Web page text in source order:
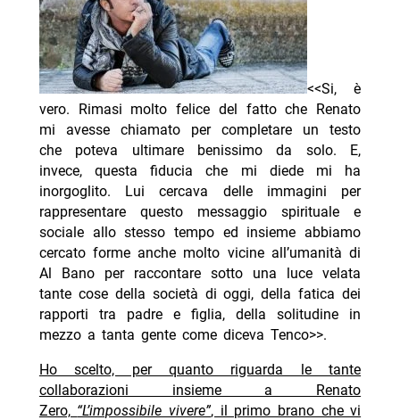
<<Si, è
vero. Rimasi molto felice del fatto che Renato
mi avesse chiamato per completare un testo
che poteva ultimare benissimo da solo. E,
invece, questa fiducia che mi diede mi ha
inorgoglito. Lui cercava delle immagini per
rappresentare questo messaggio spirituale e
sociale allo stesso tempo ed insieme abbiamo
cercato forme anche molto vicine all’umanità di
Al Bano per raccontare sotto una luce velata
tante cose della società di oggi, della fatica dei
rapporti tra padre e figlia, della solitudine in
mezzo a tanta gente come diceva Tenco>>.
Ho scelto, per quanto riguarda le tante
collaborazioni insieme a Renato
Zero, “L’impossibile vivere”, il primo brano che vi